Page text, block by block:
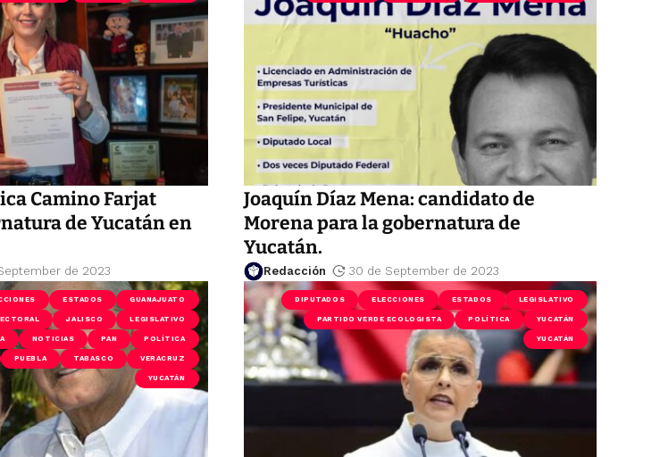
Camino Farjat
de Yucatán en
de 2023
Joaquín Díaz Mena: candidato de
Morena para la gobernatura de
Yucatán.
Redacción 30 de September de 2023
ESTADOS GUANAJUATO
JALISCO LEGISLATIVO
NOTICIAS PAN POLÍTICA
PUEBLA TABASCO VERACRUZ
YUCATÁN
DIPUTADOS ELECCIONES ESTADOS LEGISLATIVO
PARTIDO VERDE ECOLOGISTA POLÍTICA YUCATÁN
YUCATÁN